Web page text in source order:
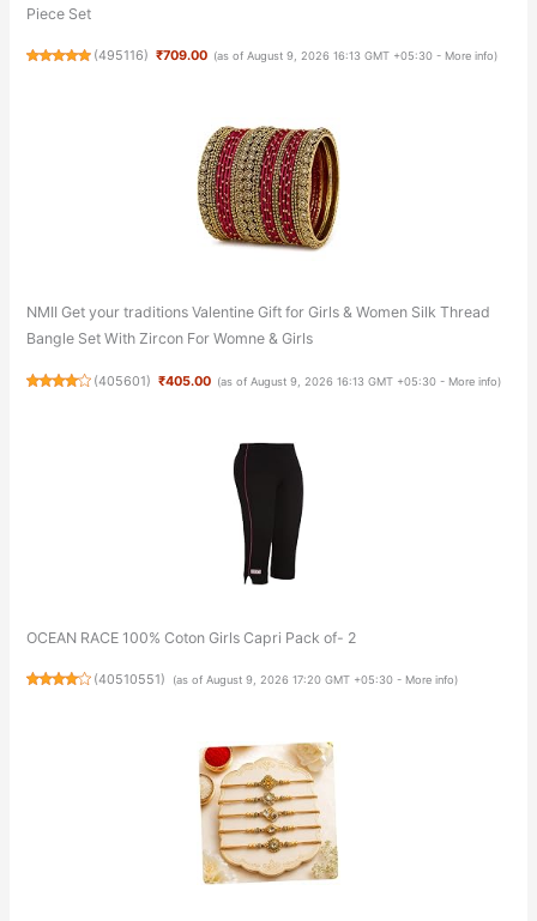
Piece Set
(495116) ₹709.00 (as of August 9, 2026 16:13 GMT +05:30 - More info)
NMII Get your traditions Valentine Gift for Girls & Women Silk Thread
Bangle Set With Zircon For Womne & Girls
(405601) ₹405.00 (as of August 9, 2026 16:13 GMT +05:30 - More info)
OCEAN RACE 100% Coton Girls Capri Pack of- 2
(40510551) (as of August 9, 2026 17:20 GMT +05:30 - More info)